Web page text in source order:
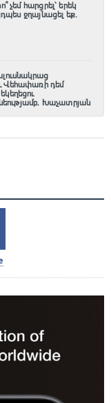
չեմ հարցրել՝ երեկ
ջղայնացել եք.
Վեհափառի դեմ
Խաչատրյան